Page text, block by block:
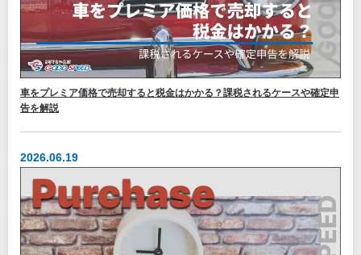
車をプレミア価格で売却すると税金はかかる？課税されるケースや確定申
告を解説
2026.06.19